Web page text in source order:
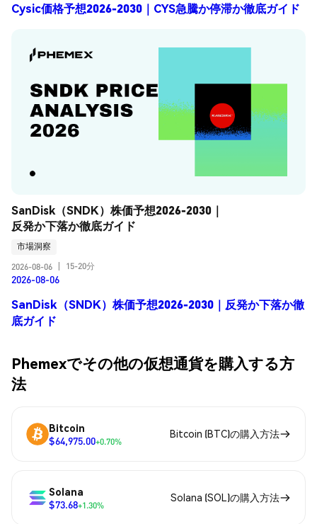
Cysic価格予想2026-2030｜CYS急騰か停滞か徹底ガイド
SanDisk（SNDK）株価予想2026-2030｜
反発か下落か徹底ガイド
市場洞察
2026-08-06
15-20分
2026-08-06
SanDisk（SNDK）株価予想2026-2030｜反発か下落か徹
底ガイド
Phemexでその他の仮想通貨を購入する方
法
Bitcoin
$64,975.00+0.70%
Bitcoin (BTC)の購入方法
Solana
$73.68+1.30%
Solana (SOL)の購入方法